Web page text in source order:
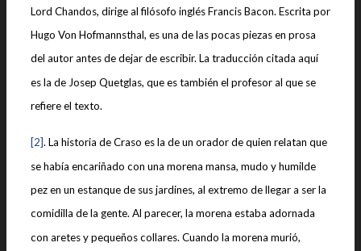
Lord Chandos, dirige al filósofo inglés Francis Bacon. Escrita por
Hugo Von Hofmannsthal, es una de las pocas piezas en prosa
del autor antes de dejar de escribir. La traducción citada aquí
es la de Josep Quetglas, que es también el profesor al que se
refiere el texto.
[2]. La historia de Craso es la de un orador de quien relatan que
se había encariñado con una morena mansa, mudo y humilde
pez en un estanque de sus jardines, al extremo de llegar a ser la
comidilla de la gente. Al parecer, la morena estaba adornada
con aretes y pequeños collares. Cuando la morena murió,